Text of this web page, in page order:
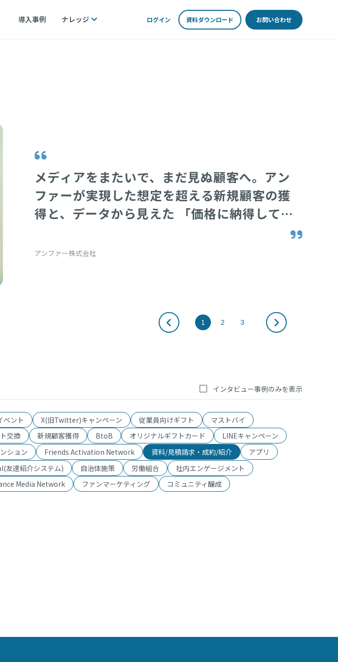
導入事例 ナレッジ ログイン 資料ダウンロード お問い合わせ
メディアをまたいで、まだ見ぬ顧客へ。アン
ファーが実現した想定を超える新規顧客の獲
得と、データから見えた 「価格に納得して買
アンファー株式会社
1 2 3
ベント X(旧Twitter)キャンペーン 従業員向けギフト
マストバイ
交換 新規顧客獲得 BtoB オリジナルギフトカード
LINEキャンペーン
ション Friends Activation Network 資料/見積請求・成約/紹介
アプリ
友達紹介システム) 自治体施策 労働組合
社内エンゲージメント
Media Network ファンマーケティング コミュニティ醸成
インタビュー事例のみを表示